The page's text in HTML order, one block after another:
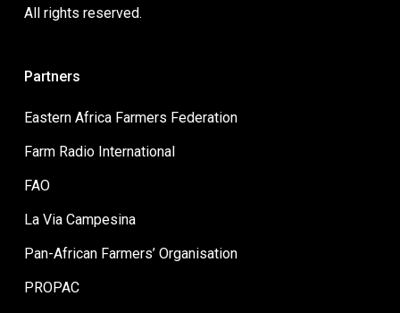
All rights reserved.
Partners
Eastern Africa Farmers Federation
Farm Radio International
FAO
La Via Campesina
Pan-African Farmers’ Organisation
PROPAC